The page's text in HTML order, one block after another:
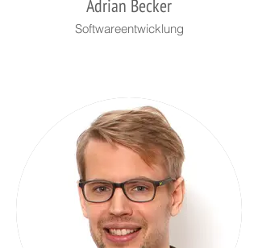
Adrian Becker
Softwareentwicklung